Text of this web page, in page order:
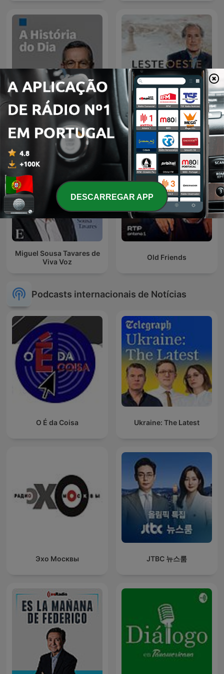
A História do Dia
Leste/Oeste de Nuno
Rogeiro
Miguel Sousa Tavares de
Viva Voz
Old Friends
Podcasts internacionais de Notícias
O É da Coisa Ukraine: The Latest
Эхо Москвы JTBC 뉴스룸
DESCARREGAR APP